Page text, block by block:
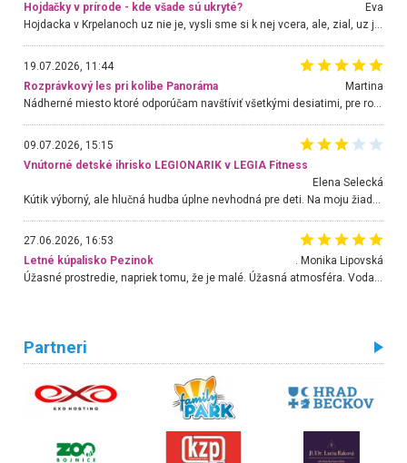
Hojdačky v prírode - kde všade sú ukryté?
Eva
Hojdacka v Krpelanoch uz nie je, vysli sme si k nej vcera, ale, zial, uz je znicena. Ak sem planujete cestu len kvoli hojdacke, mozete si ju usetrit. Krasny vyhlad je tu vsak aj bez hojdacky :-)
19.07.2026, 11:44
Rozprávkový les pri kolibe Panoráma
Martina
Nádherné miesto ktoré odporúčam navštíviť všetkými desiatimi, pre rodiny s deťmi, dôchodcom... Proste a jednoducho ozaj rozprávkový les.. určite ešte prídeme. Odniesli sme si na pamiatku krásne tričká,
09.07.2026, 15:15
Vnútorné detské ihrisko LEGIONARIK v LEGIA Fitness
Elena Selecká
27.06.2026, 16:53
Letné kúpalisko Pezinok
. Monika Lipovská
Úžasné prostredie, napriek tomu, že je malé. Úžasná atmosféra. Voda fantastická a nádherná. Ľudí je pomerne veľa, ale su mili a ohľaduplní. Je veľmi zaujímavé sledovať, ako dokážu spolu športovať cudzí ľudia a bez ohľadu na vek. Vládne tu pohoda. Vnuka neviem dostať z vody. Ďakujem za krásny deň . Urcite sa sem vrátim. Jediný problém je s parkovaním, ale aj ten sa mi podarilo vyriešiť. Monika Bratislava
Partneri